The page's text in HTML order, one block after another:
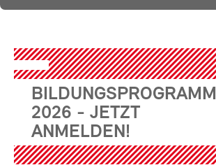
BILDUNGSPROGRAMM
2026 - JETZT
ANMELDEN!